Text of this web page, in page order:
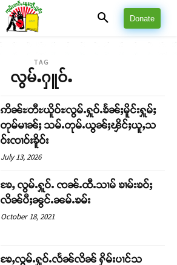
Donate
TAG
လွမ်ႉႁူဝ်ႉ
ဢိၼ်ႊတီႊယိူဝ်ႊလွမ်ႉႁူဝ်ႉၶႅၼ်ႈမိူင်းႁူမ်ႈ
တုမ်မၢၼ်ႈ သမ်ႉတုမ်ႉယွၼ်ႈၾိင်ႈယူႇသ
ဝ်းၸၢဝ်းၶိူဝ်း
July 13, 2026
ၶႄႇ လွမ်ႉႁူဝ်ႉ ၸၼ်ႉထီႉသၢမ် ၶၢမ်းၶဝ်ႈ
လိၼ်ပီႈၼွင်ႉၼမ်ႉၶမ်း
October 18, 2021
ၶႄႇလွမ်ႉႁူဝ်ႉလႅၼ်လိၼ် ႁိမ်းပၢင်သ